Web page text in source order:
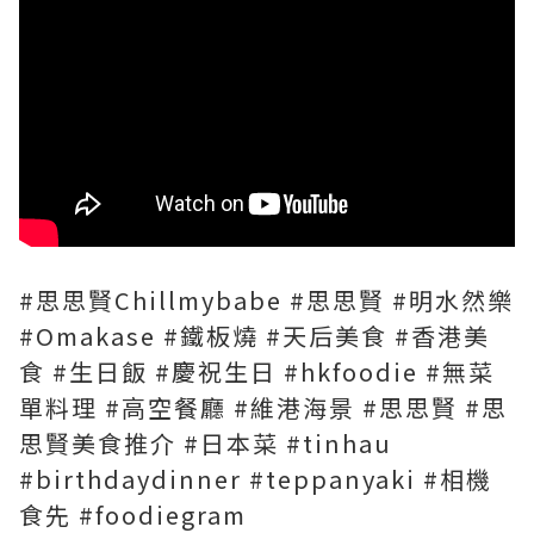
#思思賢Chillmybabe #思思賢 #明水然樂
#Omakase #鐵板燒 #天后美食 #香港美
食 #生日飯 #慶祝生日 #hkfoodie #無菜
單料理 #高空餐廳 #維港海景 #思思賢 #思
思賢美食推介 #日本菜 #tinhau
#birthdaydinner #teppanyaki #相機
食先 #foodiegram